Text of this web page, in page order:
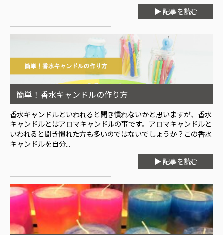
▶ 記事を読む
簡単！香水キャンドルの作り方
香水キャンドルといわれると聞き慣れないかと思いますが、香水
キャンドルとはアロマキャンドルの事です。アロマキャンドルと
いわれると聞き慣れた方も多いのではないでしょうか？この香水
キャンドルを自分...
▶ 記事を読む